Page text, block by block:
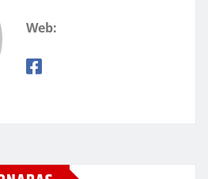
Web: